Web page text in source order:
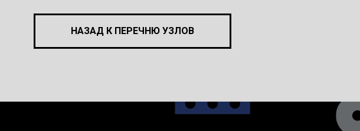
НАЗАД К ПЕРЕЧНЮ УЗЛОВ